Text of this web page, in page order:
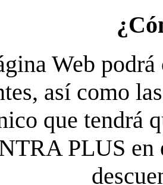
Web
así como
que tendrá
PLUS en